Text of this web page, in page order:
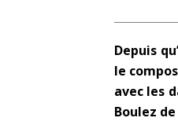
Depuis
le
avec les
Boulez